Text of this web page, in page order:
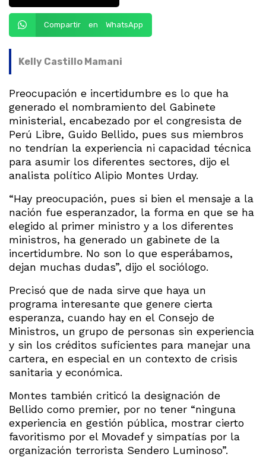
Compartir en WhatsApp
Kelly Castillo Mamani
Preocupación e incertidumbre es lo que ha
generado el nombramiento del Gabinete
ministerial, encabezado por el congresista de
Perú Libre, Guido Bellido, pues sus miembros
no tendrían la experiencia ni capacidad técnica
para asumir los diferentes sectores, dijo el
analista político Alipio Montes Urday.
“Hay preocupación, pues si bien el mensaje a la
nación fue esperanzador, la forma en que se ha
elegido al primer ministro y a los diferentes
ministros, ha generado un gabinete de la
incertidumbre. No son lo que esperábamos,
dejan muchas dudas”, dijo el sociólogo.
Precisó que de nada sirve que haya un
programa interesante que genere cierta
esperanza, cuando hay en el Consejo de
Ministros, un grupo de personas sin experiencia
y sin los créditos suficientes para manejar una
cartera, en especial en un contexto de crisis
sanitaria y económica.
Montes también criticó la designación de
Bellido como premier, por no tener “ninguna
experiencia en gestión pública, mostrar cierto
favoritismo por el Movadef y simpatías por la
organización terrorista Sendero Luminoso”.